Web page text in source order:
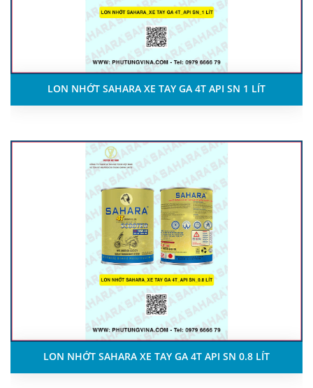
LON NHỚT SAHARA XE TAY GA 4T API SN 1 LÍT
LON NHỚT SAHARA XE TAY GA 4T API SN 0.8 LÍT